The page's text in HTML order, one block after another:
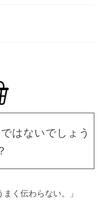
はないでしょう
く伝わらない。」